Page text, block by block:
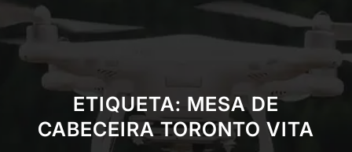
ETIQUETA: MESA DE
CABECEIRA TORONTO VITA